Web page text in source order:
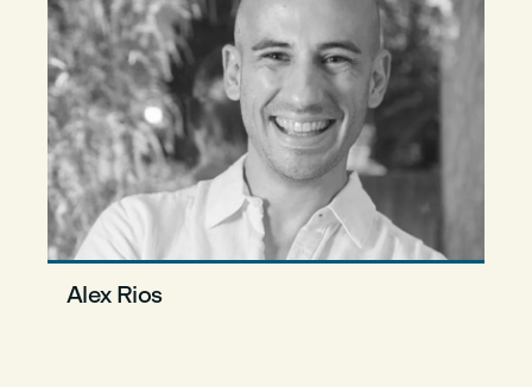
Alex Rios